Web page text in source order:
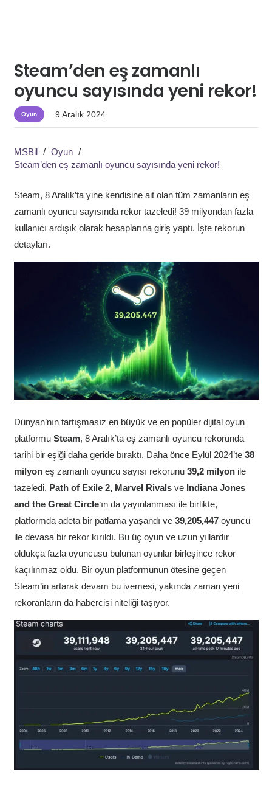
Steam’den eş zamanlı
oyuncu sayısında yeni rekor!
Oyun 9 Aralık 2024
MSBil / Oyun /
Steam’den eş zamanlı oyuncu sayısında yeni rekor!
Steam, 8 Aralık’ta yine kendisine ait olan tüm zamanların eş
zamanlı oyuncu sayısında rekor tazeledi! 39 milyondan fazla
kullanıcı ardışık olarak hesaplarına giriş yaptı. İşte rekorun
detayları.
Dünyan’nın tartışmasız en büyük ve en popüler dijital oyun
platformu Steam, 8 Aralık’ta eş zamanlı oyuncu rekorunda
tarihi bir eşiği daha geride bıraktı. Daha önce Eylül 2024’te 38
milyoneş zamanlı oyuncu sayısı rekorunu 39,2 milyonile
tazeledi. Path of Exile 2, Marvel Rivals veIndiana Jones
and the Great Circle‘ın da yayınlanması ile birlikte,
platformda adeta bir patlama yaşandı ve 39,205,447oyuncu
ile devasa bir rekor kırıldı. Bu üç oyun ve uzun yıllardır
oldukça fazla oyuncusu bulunan oyunlar birleşince rekor
kaçılınmaz oldu. Bir oyun platformunun ötesine geçen
Steam’in artarak devam bu ivemesi, yakında zaman yeni
rekoranların da habercisi niteliği taşıyor.